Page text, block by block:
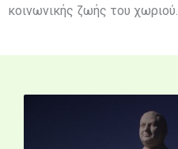
κοινωνικής ζωής του χωριού.